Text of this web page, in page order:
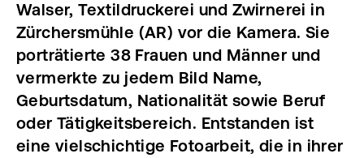
Walser, Textildruckerei und Zwirnerei in
Zürchersmühle (AR) vor die Kamera. Sie
porträtierte 38 Frauen und Männer und
vermerkte zu jedem Bild Name,
Geburtsdatum, Nationalität sowie Beruf
oder Tätigkeitsbereich. Entstanden ist
eine vielschichtige Fotoarbeit, die in ihrer